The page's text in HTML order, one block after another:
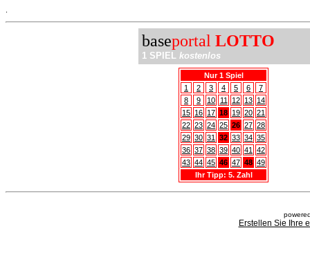
baseportal LOTTO
1 SPIEL kostenlos
Nur 1 Spiel
1
2 3 4 5 6
7
8
9 10 11 12 13 14
15 16 17 18 19 20 21
22 23 24 25 26 27 28
29 30 31 32 33 34 35
36 37 38 39 40 41
42
43 44 45 46 47 48 49
Ihr Tipp: 5. Zahl
Erstellen Sie Ihre